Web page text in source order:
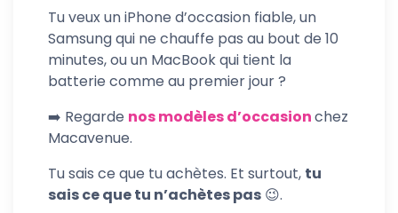
Tu veux un iPhone d’occasion fiable, un
Samsung qui ne chauffe pas au bout de 10
minutes, ou un MacBook qui tient la
batterie comme au premier jour ?
➡️ Regarde nos modèles d’occasionchez
Macavenue.
Tu sais ce que tu achètes. Et surtout, tu
sais ce que tu n’achètes pas 😉.